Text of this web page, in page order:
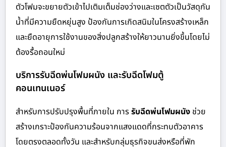
ตัวโฟมจะขยายตัวเข้าไปเติมเต็มช่องว่างและเซตตัวเป็นวัสดุกัน
น้ำที่มีความยืดหยุ่นสูง ป้องกันการเกิดสนิมในโครงสร้างเหล็ก
และยืดอายุการใช้งานของสิ่งปลูกสร้างให้ยาวนานยิ่งขึ้นโดยไม่
ต้องรื้อถอนใหม่
บริการรับฉีดพ่นโฟมผนัง และรับฉีดโฟมตู้
คอนเทนเนอร์
สำหรับการปรับปรุงพื้นที่ภายใน การรับฉีดพ่นโฟมผนัง ช่วย
สร้างเกราะป้องกันความร้อนจากแสงแดดที่กระทบตัวอาคาร
โดยตรงตลอดทั้งวัน และสำหรับกลุ่มธุรกิจขนส่งหรือที่พัก